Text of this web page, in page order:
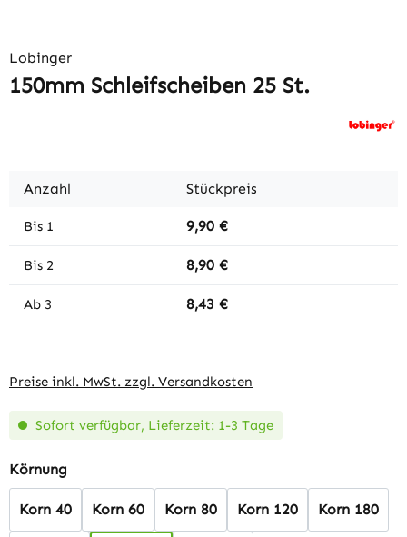
Lobinger
150mm Schleifscheiben 25 St.
Anzahl Stückpreis
Bis 1 9,90 €
Bis 2 8,90 €
Ab 3 8,43 €
Preise inkl. MwSt. zzgl. Versandkosten
Sofort verfügbar, Lieferzeit: 1-3 Tage
Körnung
Korn 40 Korn 60 Korn 80 Korn 120 Korn 180